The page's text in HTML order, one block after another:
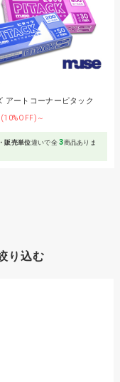
アートコーナーピタック
(10%OFF)～
販売単位違いで全3商品ありま
り込む